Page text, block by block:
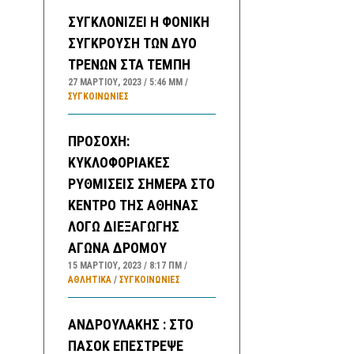
ΣΥΓΚΛΟΝΙΖΕΙ Η ΦΟΝΙΚΗ
ΣΥΓΚΡΟΥΣΗ ΤΩΝ ΔΥΟ
ΤΡΕΝΩΝ ΣΤΑ ΤΕΜΠΗ
27 ΜΑΡΤΊΟΥ, 2023 5:46 ΜΜ
ΣΥΓΚΟΙΝΩΝΊΕΣ
ΠΡΟΣΟΧΗ:
ΚΥΚΛΟΦΟΡΙΑΚΕΣ
ΡΥΘΜΙΣΕΙΣ ΣΗΜΕΡΑ ΣΤΟ
ΚΕΝΤΡΟ ΤΗΣ ΑΘΗΝΑΣ
ΛΟΓΩ ΔΙΕΞΑΓΩΓΗΣ
ΑΓΩΝΑ ΔΡΟΜΟΥ
15 ΜΑΡΤΊΟΥ, 2023 8:17 ΠΜ
ΑΘΛΗΤΙΚΑ/ ΣΥΓΚΟΙΝΩΝΊΕΣ
ΑΝΔΡΟΥΛΑΚΗΣ : ΣΤΟ
ΠΑΣΟΚ ΕΠΕΣΤΡΕΨΕ